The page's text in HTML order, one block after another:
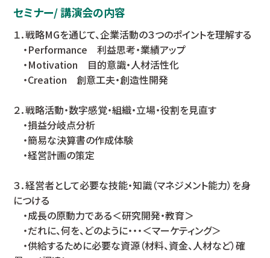
セミナー/ 講演会の内容
１．戦略MGを通じて、企業活動の３つのポイントを理解する
・Performance 利益思考・業績アップ
・Motivation 目的意識・人材活性化
・Creation 創意工夫・創造性開発
２．戦略活動・数字感覚・組織・立場・役割を見直す
・損益分岐点分析
・簡易な決算書の作成体験
・経営計画の策定
３．経営者として必要な技能・知識（マネジメント能力）を身
につける
・成長の原動力である＜研究開発・教育＞
・だれに、何を、どのように・・・＜マーケティング＞
・供給するために必要な資源（材料、資金、人材など）確